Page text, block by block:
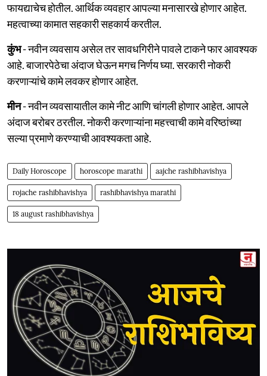
फायद्याचेच होतील. आर्थिक व्यवहार आपल्या मनासारखे होणार आहेत.
महत्वाच्या कामात सहकारी सहकार्य करतील.
कुंभ- नवीन व्यवसाय असेल तर सावधगिरीने पावले टाकने फार आवश्यक
आहे. बाजारपेठेचा अंदाज घेऊन मगच निर्णय घ्या. सरकारी नोकरी
करणाऱ्यांचे कामे लवकर होणार आहेत.
मीन- नवीन व्यवसायातील कामे नीट आणि चांगली होणार आहेत. आपले
अंदाज बरोबर ठरतील. नोकरी करणाऱ्यांना महत्त्वाची कामे वरिष्ठांच्या
सल्या प्रमाणे करण्याची आवश्यकता आहे.
Daily Horoscope horoscope marathi aajche rashibhavishya
rojache rashibhavishya rashibhavishya marathi
18 august rashibhavishya